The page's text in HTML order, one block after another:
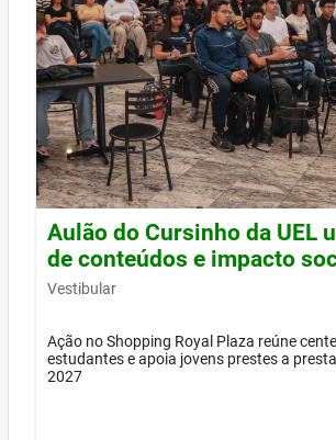
Aulão do Cursinho da UEL
de conteúdos e impacto
Vestibular
Ação no Shopping Royal Plaza reúne
estudantes e apoia jovens prestes a
2027